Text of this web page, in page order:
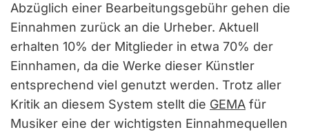
Abzüglich einer Bearbeitungsgebühr gehen die
Einnahmen zurück an die Urheber. Aktuell
erhalten 10% der Mitglieder in etwa 70% der
Einnhamen, da die Werke dieser Künstler
entsprechend viel genutzt werden. Trotz aller
Kritik an diesem System stellt die GEMA für
Musiker eine der wichtigsten Einnahmequellen